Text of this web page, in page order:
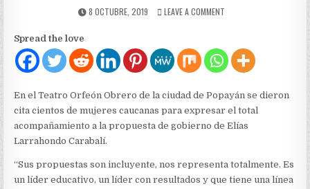
PUBLISHED
8 OCTUBRE, 2019 LEAVE A COMMENT
RECIBIÓ
EL
RESPALDO
DE
LAS
MUJERES
CAUCANAS
Spread the love
En el Teatro Orfeón Obrero de la ciudad de Popayán se dieron
cita cientos de mujeres caucanas para expresar el total
acompañamiento a la propuesta de gobierno de Elías
Larrahondo Carabalí.
“Sus propuestas son incluyente, nos representa totalmente. Es
un líder educativo, un líder con resultados y que tiene una línea